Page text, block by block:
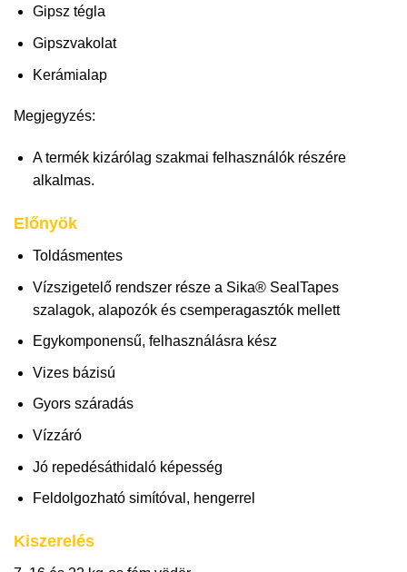
Gipsz tégla
Gipszvakolat
Kerámialap
Megjegyzés:
A termék kizárólag szakmai felhasználók részére
alkalmas.
Előnyök
Toldásmentes
Vízszigetelő rendszer része a Sika® SealTapes
szalagok, alapozók és csemperagasztók mellett
Egykomponensű, felhasználásra kész
Vizes bázisú
Gyors száradás
Vízzáró
Jó repedésáthidaló képesség
Feldolgozható simítóval, hengerrel
Kiszerelés